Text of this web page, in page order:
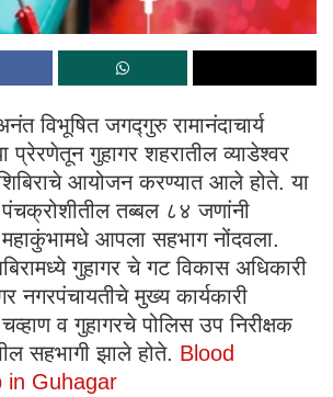
विभूषित जगद्गुरु रामानंदाचार्य
प्रेरणेतून गुहागर शहरातील व्याडेश्वर
आयोजन करण्यात आले होते. या
पंचक्रोशीतील तब्बल ८४ जणांनी
आपला सहभाग नोंदवला.
गुहागर चे गट विकास अधिकारी
नगरपंचायतीचे मुख्य कार्यकारी
व गुहागरचे पोलिस उप निरीक्षक
सहभागी झाले होते. Blood
in Guhagar